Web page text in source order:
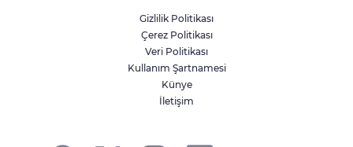
Gizlilik Politikası
Çerez Politikası
Veri Politikası
Kullanım Şartnamesi
Künye
İletişim